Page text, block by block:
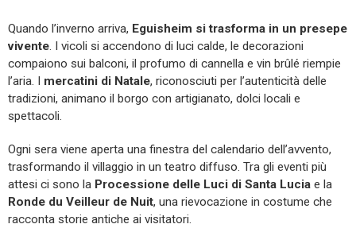
Quando l’inverno arriva, Eguisheim si trasforma in un presepe
vivente. I vicoli si accendono di luci calde, le decorazioni
compaiono sui balconi, il profumo di cannella e vin brûlé riempie
l’aria. I mercatini di Natale, riconosciuti per l’autenticità delle
tradizioni, animano il borgo con artigianato, dolci locali e
spettacoli.
Ogni sera viene aperta una finestra del calendario dell’avvento,
trasformando il villaggio in un teatro diffuso. Tra gli eventi più
attesi ci sono la Processione delle Luci di Santa Lucia e la
Ronde du Veilleur de Nuit, una rievocazione in costume che
racconta storie antiche ai visitatori.